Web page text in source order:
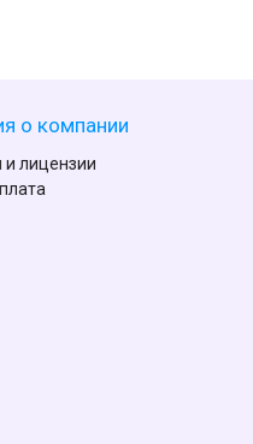
о компании
лицензии